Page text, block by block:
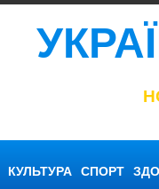
КУЛЬТУРА СПОРТ